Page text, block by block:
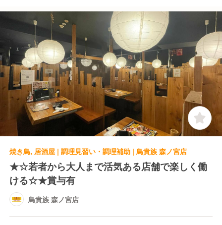
焼き鳥, 居酒屋 | 調理見習い・調理補助 | 鳥貴族 森ノ宮店
★☆若者から大人まで活気ある店舗で楽しく働
ける☆★賞与有
鳥貴族 森ノ宮店